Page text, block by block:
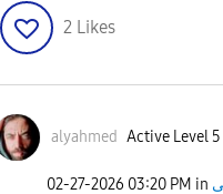
2 Likes
alyahmed Active Level 5
‎02-27-2026 03:20 PM in